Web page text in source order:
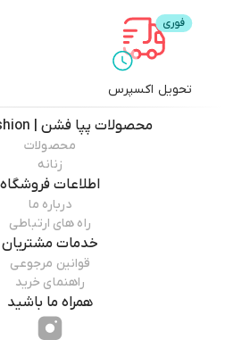
تحویل اکسپرس
محصولات پپا فشن | Pepafashion
محصولات
زنانه
اطلاعات فروشگاه
درباره ما
راه های ارتباطی
خدمات مشتریان
قوانین مرجوعی
راهنمای خرید
همراه ما باشید